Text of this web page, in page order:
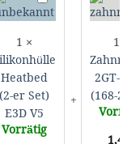
Heatbed
Set)
E3D
V5
1 ×
Heatbed
(2-er Set)
E3D V5
Vorrätig
1
2GT-
(168-
1,49